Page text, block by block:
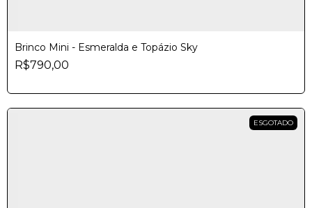
Brinco Mini - Esmeralda e Topázio Sky
R$790,00
ESGOTADO